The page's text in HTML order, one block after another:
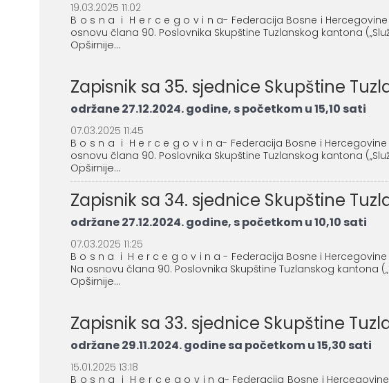
19.03.2025 11:02
B o s n a i H e r c e g o v i n a- Federacija Bosne i Hercegovine
osnovu člana 90. Poslovnika Skupštine Tuzlanskog kantona
Opširnije...
Zapisnik sa 35. sjednice Skupštine
održane 27.12.2024. godine, s početkom u 15,10 sati
07.03.2025 11:45
B o s n a i H e r c e g o v i n a- Federacija Bosne i
osnovu člana 90. Poslovnika Skupštine Tuzlanskog kantona
Opširnije...
Zapisnik sa 34. sjednice Skupštine
održane 27.12.2024. godine, s početkom u 10,10 sati
07.03.2025 11:25
B o s n a i H e r c e g o v i n a - Federacija Bosne i
Na osnovu člana 90. Poslovnika Skupštine Tuzlanskog kantona
Opširnije...
Zapisnik sa 33. sjednice Skupštine
održane 29.11.2024. godine sa početkom u 15,30 sati
15.01.2025 13:18
B o s n a i H e r c e g o v i n a- Federacija Bosne i